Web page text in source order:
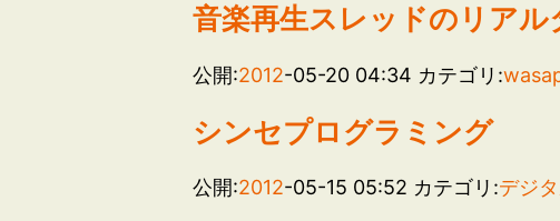
音楽再生スレッドのリア
公開:2012-05-20 04:34 カテゴリ:
シンセプログラミング
公開:2012-05-15 05:52 カテゴリ:デジ